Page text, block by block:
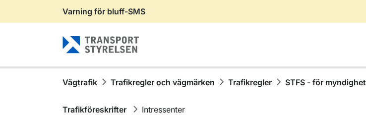
Gå till sidans innehåll
Varning för bluff-SMS
Vägtrafik Trafikregler och vägmärken Trafikregler STFS - för
Trafikföreskrifter Intressenter